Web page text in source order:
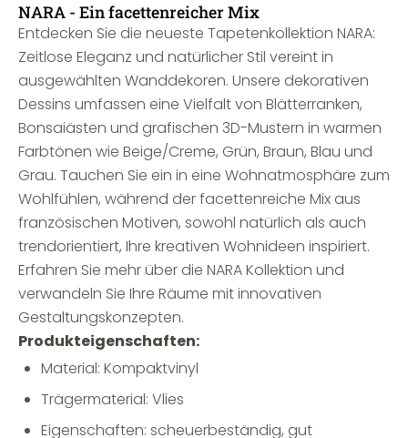
NARA - Ein facettenreicher Mix
Entdecken Sie die neueste Tapetenkollektion NARA:
Zeitlose Eleganz und natürlicher Stil vereint in
ausgewählten Wanddekoren. Unsere dekorativen
Dessins umfassen eine Vielfalt von Blätterranken,
Bonsaiästen und grafischen 3D-Mustern in warmen
Farbtönen wie Beige/Creme, Grün, Braun, Blau und
Grau. Tauchen Sie ein in eine Wohnatmosphäre zum
Wohlfühlen, während der facettenreiche Mix aus
französischen Motiven, sowohl natürlich als auch
trendorientiert, Ihre kreativen Wohnideen inspiriert.
Erfahren Sie mehr über die NARA Kollektion und
verwandeln Sie Ihre Räume mit innovativen
Gestaltungskonzepten.
Produkteigenschaften:
Material: Kompaktvinyl
Trägermaterial: Vlies
Eigenschaften: scheuerbeständig, gut